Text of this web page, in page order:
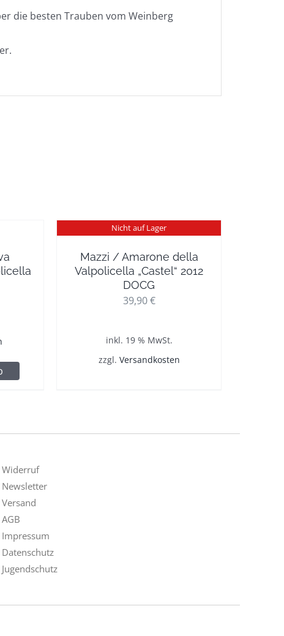
die besten Trauben vom Weinberg
Nicht auf Lager
Mazzi / Amarone della
Valpolicella „Castel“ 2012
DOCG
39,90€
inkl. 19 % MwSt.
zzgl. Versandkosten
Widerruf
Newsletter
Versand
AGB
Impressum
Datenschutz
Jugendschutz